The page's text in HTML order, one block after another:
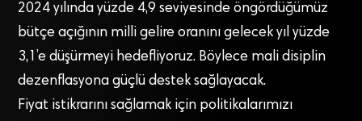
2024 yılında yüzde 4,9 seviyesinde öngördüğümüz
bütçe açığının milli gelire oranını gelecek yıl yüzde
3,1’e düşürmeyi hedefliyoruz. Böylece mali disiplin
dezenflasyona güçlü destek sağlayacak.
Fiyat istikrarını sağlamak için politikalarımızı